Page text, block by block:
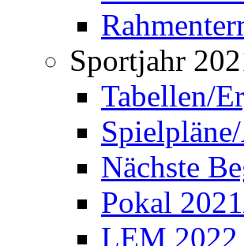
Sportjahr
Tabellen/
Nächste
Pokal
LEM 2022